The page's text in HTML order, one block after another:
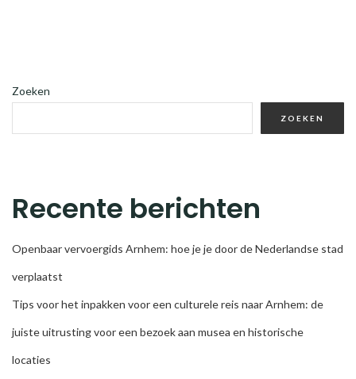
Zoeken
ZOEKEN
Recente berichten
Openbaar vervoergids Arnhem: hoe je je door de Nederlandse stad
verplaatst
Tips voor het inpakken voor een culturele reis naar Arnhem: de
juiste uitrusting voor een bezoek aan musea en historische
locaties